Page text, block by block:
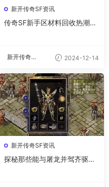
新开传奇SF资讯
传奇SF新手区材料回收热潮：
新开传奇私
2024-12-14
新开传奇SF资讯
探秘那些能与屠龙并驾齐驱的